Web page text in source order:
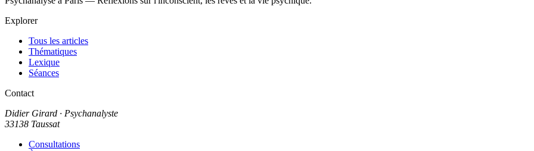
Explorer
Tous les articles
Thématiques
Lexique
Séances
Contact
Didier Girard · Psychanalyste
33138 Taussat
Consultations